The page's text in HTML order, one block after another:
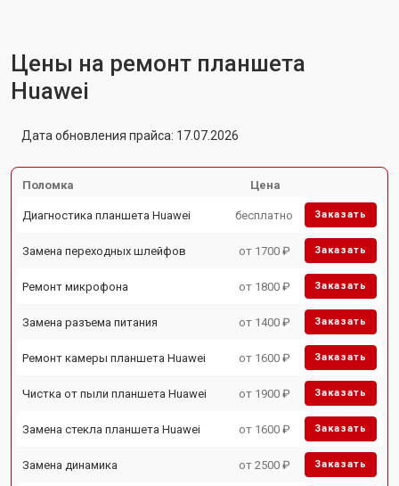
Цены на ремонт планшета
Huawei
Дата обновления прайса: 17.07.2026
Поломка Цена
Диагностика планшета Huawei бесплатно Заказать
Замена переходных шлейфов от 1700 ₽ Заказать
Ремонт микрофона от 1800 ₽ Заказать
Замена разъема питания от 1400 ₽ Заказать
Ремонт камеры планшета Huawei от 1600 ₽ Заказать
Чистка от пыли планшета Huawei от 1900 ₽ Заказать
Замена стекла планшета Huawei от 1600 ₽ Заказать
Замена динамика от 2500 ₽ Заказать